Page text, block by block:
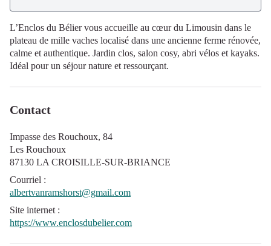
L’Enclos du Bélier vous accueille au cœur du Limousin dans le
plateau de mille vaches localisé dans une ancienne ferme rénovée,
calme et authentique. Jardin clos, salon cosy, abri vélos et kayaks.
Idéal pour un séjour nature et ressourçant.
Contact
Impasse des Rouchoux, 84
Les Rouchoux
87130 LA CROISILLE-SUR-BRIANCE
Courriel :
albertvanramshorst@gmail.com
Site internet :
https://www.enclosdubelier.com